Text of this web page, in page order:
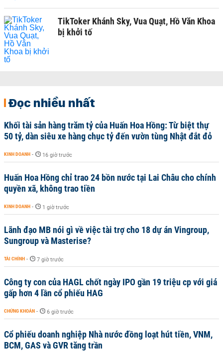
TikToker Khánh Sky, Vua Quạt, Hồ Văn Khoa
bị khởi tố
Đọc nhiều nhất
Khối tài sản hàng trăm tỷ của Huấn Hoa Hồng: Từ biệt thự
50 tỷ, dàn siêu xe hàng chục tỷ đến vườn tùng Nhật đắt đỏ
KINH DOANH - 16 giờ trước
Huấn Hoa Hồng chỉ trao 24 bồn nước tại Lai Châu cho chính
quyền xã, không trao tiền
KINH DOANH - 1 giờ trước
Lãnh đạo MB nói gì về việc tài trợ cho 18 dự án Vingroup,
Sungroup và Masterise?
TÀI CHÍNH - 7 giờ trước
Công ty con của HAGL chốt ngày IPO gần 19 triệu cp với giá
gấp hơn 4 lần cổ phiếu HAG
CHỨNG KHOÁN - 6 giờ trước
Cổ phiếu doanh nghiệp Nhà nước đồng loạt hút tiền, VNM,
BCM, GAS và GVR tăng trần